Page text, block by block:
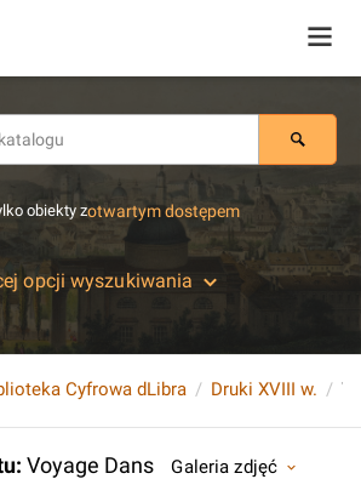
obiekty zotwartym dostępem
opcji wyszukiwania
Cyfrowa dLibra Druki XVIII w.
: Voyage Dans
Galeria zdjęć